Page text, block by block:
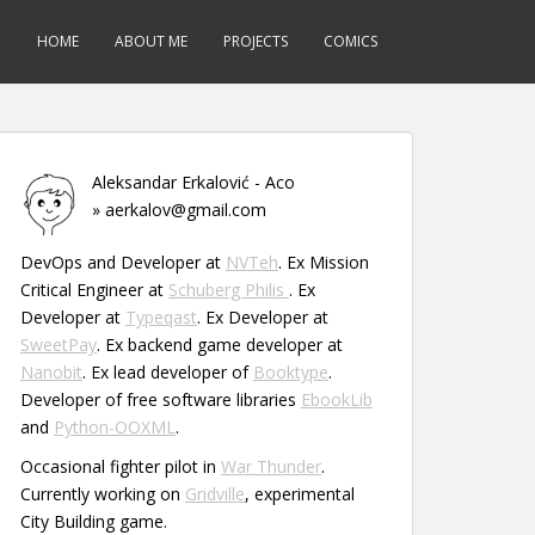
HOME ABOUT ME PROJECTS COMICS
Aleksandar Erkalović - Aco
» aerkalov@gmail.com
DevOps and Developer at NVTeh. Ex Mission
Critical Engineer at Schuberg Philis . Ex
Developer at Typeqast. Ex Developer at
SweetPay. Ex backend game developer at
Nanobit. Ex lead developer of Booktype.
Developer of free software libraries EbookLib
and Python-OOXML .
Occasional fighter pilot in War Thunder.
Currently working on Gridville, experimental
City Building game.